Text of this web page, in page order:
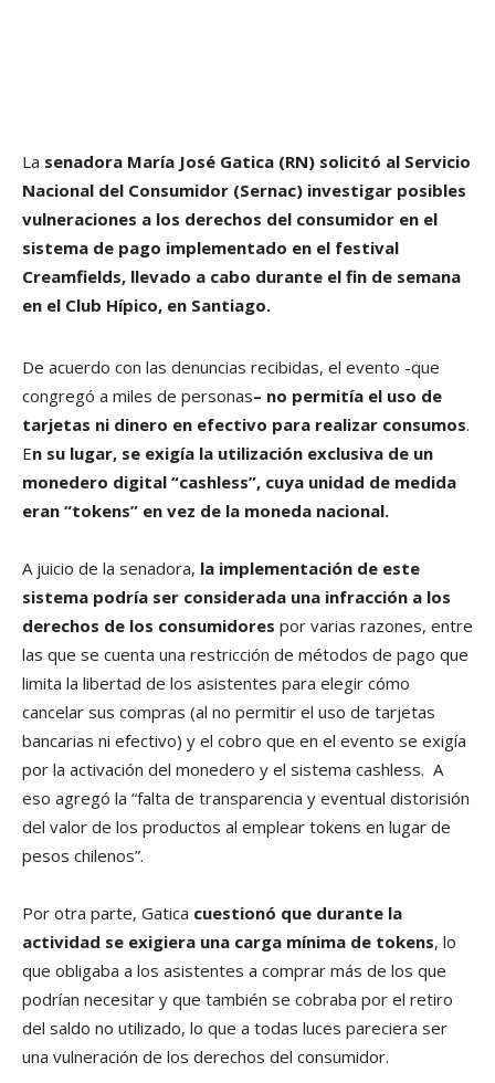
La senadora María José Gatica (RN) solicitó al Servicio
Nacional del Consumidor (Sernac) investigar posibles
vulneraciones a los derechos del consumidor en el
sistema de pago implementado en el festival
Creamfields, llevado a cabo durante el fin de semana
en el Club Hípico, en Santiago.
De acuerdo con las denuncias recibidas, el evento -que
congregó a miles de personas– no permitía el uso de
tarjetas ni dinero en efectivo para realizar consumos.
En su lugar, se exigía la utilización exclusiva de un
monedero digital “cashless”, cuya unidad de medida
eran “tokens” en vez de la moneda nacional.
A juicio de la senadora, la implementación de este
sistema podría ser considerada una infracción a los
derechos de los consumidores por varias razones, entre
las que se cuenta una restricción de métodos de pago que
limita la libertad de los asistentes para elegir cómo
cancelar sus compras (al no permitir el uso de tarjetas
bancarias ni efectivo) y el cobro que en el evento se exigía
por la activación del monedero y el sistema cashless. A
eso agregó la “falta de transparencia y eventual distorisión
del valor de los productos al emplear tokens en lugar de
pesos chilenos”.
Por otra parte, Gatica cuestionó que durante la
actividad se exigiera una carga mínima de tokens, lo
que obligaba a los asistentes a comprar más de los que
podrían necesitar y que también se cobraba por el retiro
del saldo no utilizado, lo que a todas luces pareciera ser
una vulneración de los derechos del consumidor.